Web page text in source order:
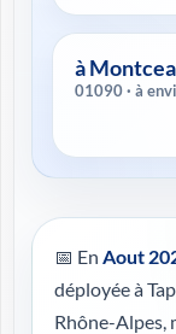
à
01090 ·
📅 En Aout
déployée à
Rhône-Alpes,